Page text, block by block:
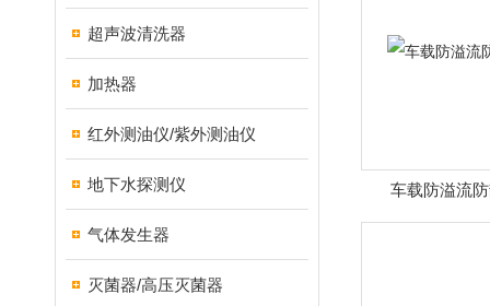
超声波清洗器
加热器
红外测油仪/紫外测油仪
地下水探测仪
气体发生器
灭菌器/高压灭菌器
车载防溢流